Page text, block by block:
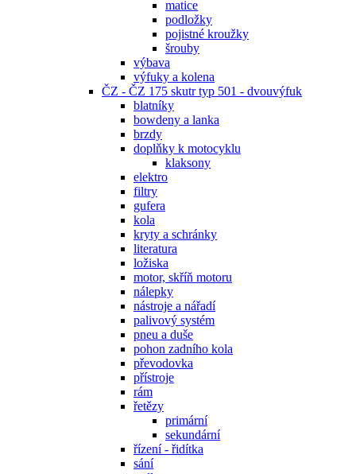
matice
podložky
pojistné kroužky
šrouby
výbava
výfuky a kolena
ČZ - ČZ 175 skutr typ 501 - dvouvýfuk
blatníky
bowdeny a lanka
brzdy
doplňky k motocyklu
klaksony
elektro
filtry
gufera
kola
kryty a schránky
literatura
ložiska
motor, skříň motoru
nálepky
nástroje a nářadí
palivový systém
pneu a duše
pohon zadního kola
převodovka
přístroje
rám
řetězy
primární
sekundární
řízení - řidítka
sání